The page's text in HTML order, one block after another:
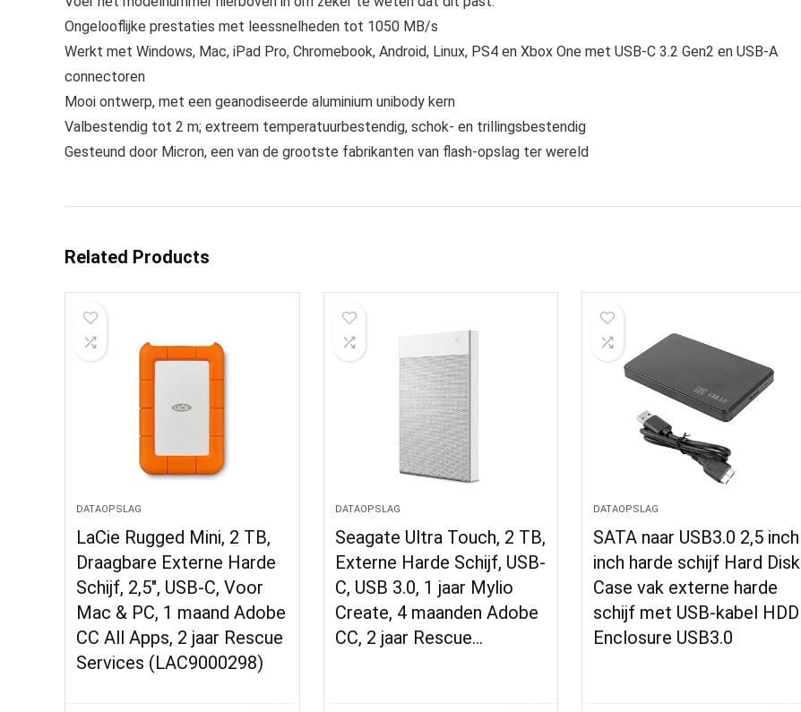
Ongelooflijke prestaties met leessnelheden tot 1050 MB/s
Werkt met Windows, Mac, iPad Pro, Chromebook, Android, Linux, PS4 en Xbox One met USB-C 3.2 Gen2 en USB-A
connectoren
Mooi ontwerp, met een geanodiseerde aluminium unibody kern
Valbestendig tot 2 m; extreem temperatuurbestendig, schok- en trillingsbestendig
Gesteund door Micron, een van de grootste fabrikanten van flash-opslag ter wereld
Related Products
DATAOPSLAG
LaCie Rugged Mini, 2 TB,
Draagbare Externe Harde
Schijf, 2,5″, USB-C, Voor
Mac & PC, 1 maand Adobe
CC All Apps, 2 jaar Rescue
Services (LAC9000298)
DATAOPSLAG
Seagate Ultra Touch, 2 TB,
Externe Harde Schijf, USB-
C, USB 3.0, 1 jaar Mylio
Create, 4 maanden Adobe
CC, 2 jaar Rescue…
DATAOPSLAG
SATA naar USB3.0 2,5 inch
inch harde schijf Hard Disk
Case vak externe harde
schijf met USB-kabel HDD
Enclosure USB3.0